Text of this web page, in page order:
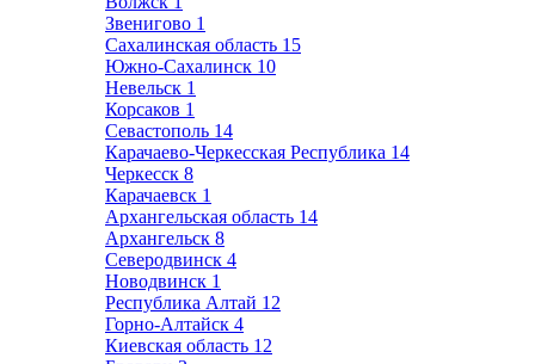
Звенигово 1
Сахалинская область 15
Южно-Сахалинск 10
Невельск 1
Корсаков 1
Севастополь 14
Карачаево-Черкесская Республика 14
Черкесск 8
Карачаевск 1
Архангельская область 14
Архангельск 8
Северодвинск 4
Новодвинск 1
Республика Алтай 12
Горно-Алтайск 4
Киевская область 12